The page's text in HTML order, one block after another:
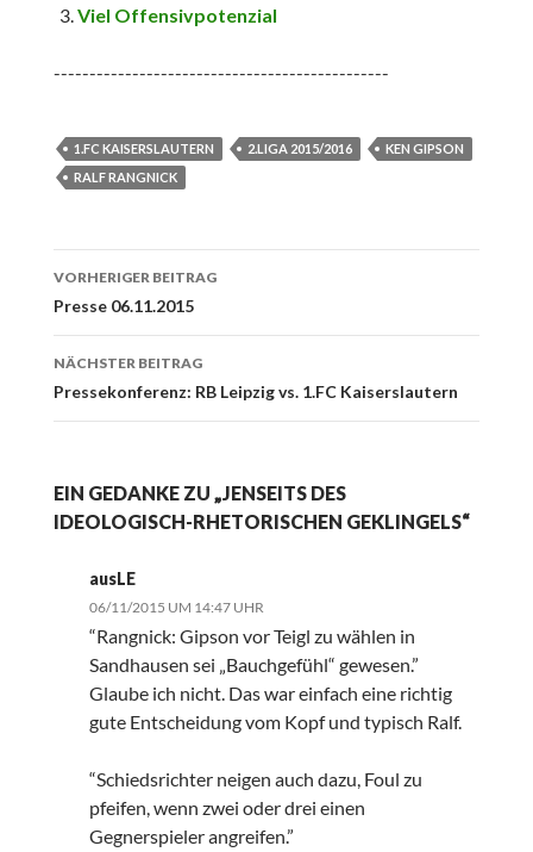
Viel Offensivpotenzial
-----------------------------------------------
1.FC KAISERSLAUTERN 2.LIGA 2015/2016
KEN GIPSON
RALF RANGNICK
Beitrags-
Navigation
VORHERIGER BEITRAG
Presse 06.11.2015
NÄCHSTER BEITRAG
Pressekonferenz: RB Leipzig vs. 1.FC Kaiserslautern
EIN GEDANKE ZU „JENSEITS DES
IDEOLOGISCH-RHETORISCHEN GEKLINGELS“
ausLE
06/11/2015 UM 14:47 UHR
“Rangnick: Gipson vor Teigl zu wählen in
Sandhausen sei „Bauchgefühl“ gewesen.”
Glaube ich nicht. Das war einfach eine richtig
gute Entscheidung vom Kopf und typisch Ralf.
“Schiedsrichter neigen auch dazu, Foul zu
pfeifen, wenn zwei oder drei einen
Gegnerspieler angreifen.”